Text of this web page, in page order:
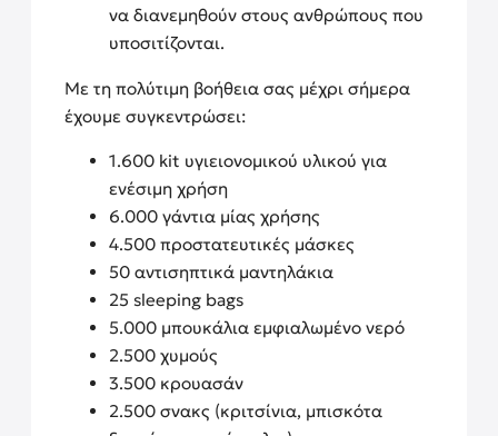
να διανεμηθούν στους ανθρώπους που
υποσιτίζονται.
Με τη πολύτιμη βοήθεια σας μέχρι σήμερα
έχουμε συγκεντρώσει:
1.600 kit υγιειονομικού υλικού για
ενέσιμη χρήση
6.000 γάντια μίας χρήσης
4.500 προστατευτικές μάσκες
50 αντισηπτικά μαντηλάκια
25 sleeping bags
5.000 μπουκάλια εμφιαλωμένο νερό
2.500 χυμούς
3.500 κρουασάν
2.500 σνακς (κριτσίνια, μπισκότα